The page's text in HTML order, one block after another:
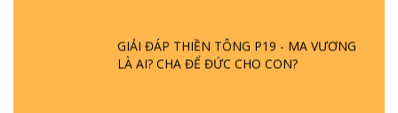
GIẢI ĐÁP THIỀN TÔNG P19 - MA VƯƠNG
LÀ AI? CHA ĐỂ ĐỨC CHO CON?